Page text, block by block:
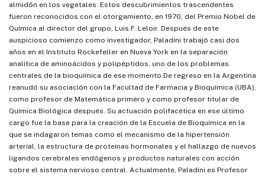
almidón en los vegetales. Estos descubrimientos trascendentes
fueron reconocidos con el otorgamiento, en 1970, del Premio Nobel de
Química al director del grupo, Luis F. Leloir. Después de este
auspicioso comienzo como investigador, Paladini trabajó casi dos
años en el Instituto Rockefeller en Nueva York en la separación
analítica de aminoácidos y polipéptidos, uno de los problemas
centrales de la bioquímica de ese momento.De regreso en la Argentina
reanudó su asociación con la Facultad de Farmacia y Bioquímica (UBA),
como profesor de Matemática primero y como profesor titular de
Química Biológica después. Su actuación polifacética en ese último
cargo fue la base para la creación de la Escuela de Bioquímica en la
que se indagaron temas como el mecanismo de la hipertensión
arterial, la estructura de proteínas hormonales y el hallazgo de nuevos
ligandos cerebrales endógenos y productos naturales con acción
sobre el sistema nervioso central. Actualmente, Paladini es Profesor